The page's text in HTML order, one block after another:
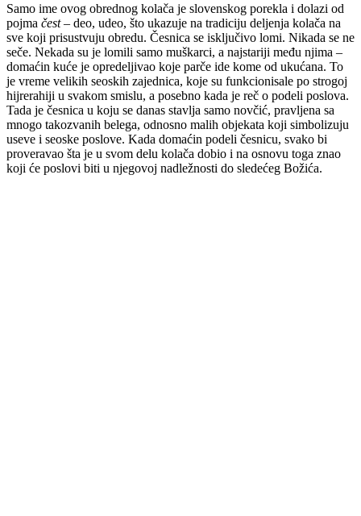
Samo ime ovog obrednog kolača je slovenskog porekla i dolazi od
pojma čest– deo, udeo, što ukazuje na tradiciju deljenja kolača na
sve koji prisustvuju obredu. Česnica se isključivo lomi. Nikada se ne
seče. Nekada su je lomili samo muškarci, a najstariji među njima –
domaćin kuće je opredeljivao koje parče ide kome od ukućana. To
je vreme velikih seoskih zajednica, koje su funkcionisale po strogoj
hijrerahiji u svakom smislu, a posebno kada je reč o podeli poslova.
Tada je česnica u koju se danas stavlja samo novčić, pravljena sa
mnogo takozvanih belega, odnosno malih objekata koji simbolizuju
useve i seoske poslove. Kada domaćin podeli česnicu, svako bi
proveravao šta je u svom delu kolača dobio i na osnovu toga znao
koji će poslovi biti u njegovoj nadležnosti do sledećeg Božića.